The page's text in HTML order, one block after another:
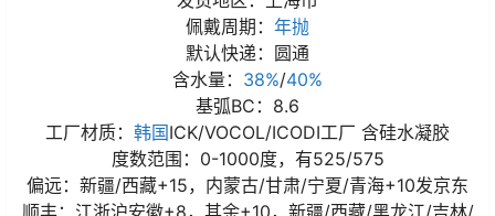
佩戴周期： 年抛
默认快递：圆通
含水量： 38%/40%
基弧BC：8.6
工厂材质： 韩国ICK/VOCOL/ICODI工厂 含硅水凝胶
度数范围：0-1000度，有525/575
偏远：新疆/西藏+15，内蒙古/甘肃/宁夏/青海+10发京东
顺丰：江浙沪安徽+8，其余+10，新疆/西藏/黑龙江/吉林/